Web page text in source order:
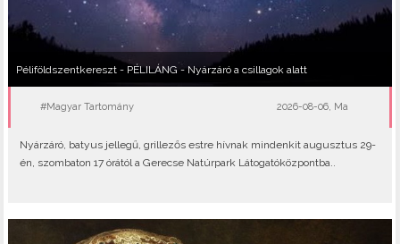
Péliföldszentkereszt - PÉLILÁNG - Nyárzáró a csillagok alatt
#Magyar Tartomány 2026-08-06, Ma
Nyárzáró, batyus jellegű, grillezős estre hívnak mindenkit augusztus 29-
én, szombaton 17 órától a Gerecse Natúrpark Látogatóközpontba..